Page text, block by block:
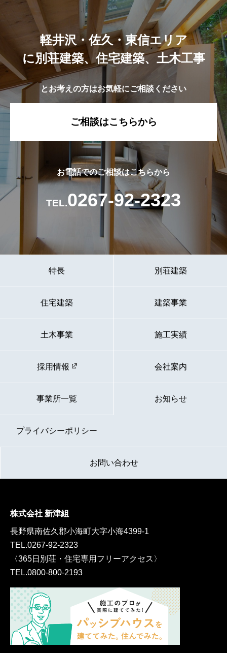
軽井沢・佐久・東信エリア
に別荘建築、住宅建築、土木工事
とお考えの方はお気軽にご相談ください
ご相談はこちらから
お電話でのご相談はこちらから
TEL.0267-92-2323
特長 別荘建築
住宅建築 建築事業
土木事業 施工実績
採用情報 会社案内
事業所一覧 お知らせ
プライバシーポリシー
お問い合わせ
株式会社 新津組
長野県南佐久郡小海町大字小海4399-1
TEL.0267-92-2323
〈365日別荘・住宅専用フリーアクセス〉
TEL.0800-800-2193